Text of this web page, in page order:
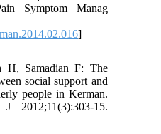
Symptom Manag
H, Samadian F: The
social support and
people in Kerman.
J 2012;11(3):303-15.